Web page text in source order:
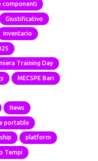
componenti
Giustificativo
inventario
Training Day
MECSPE Bari
News
portatile
platform
Tempi